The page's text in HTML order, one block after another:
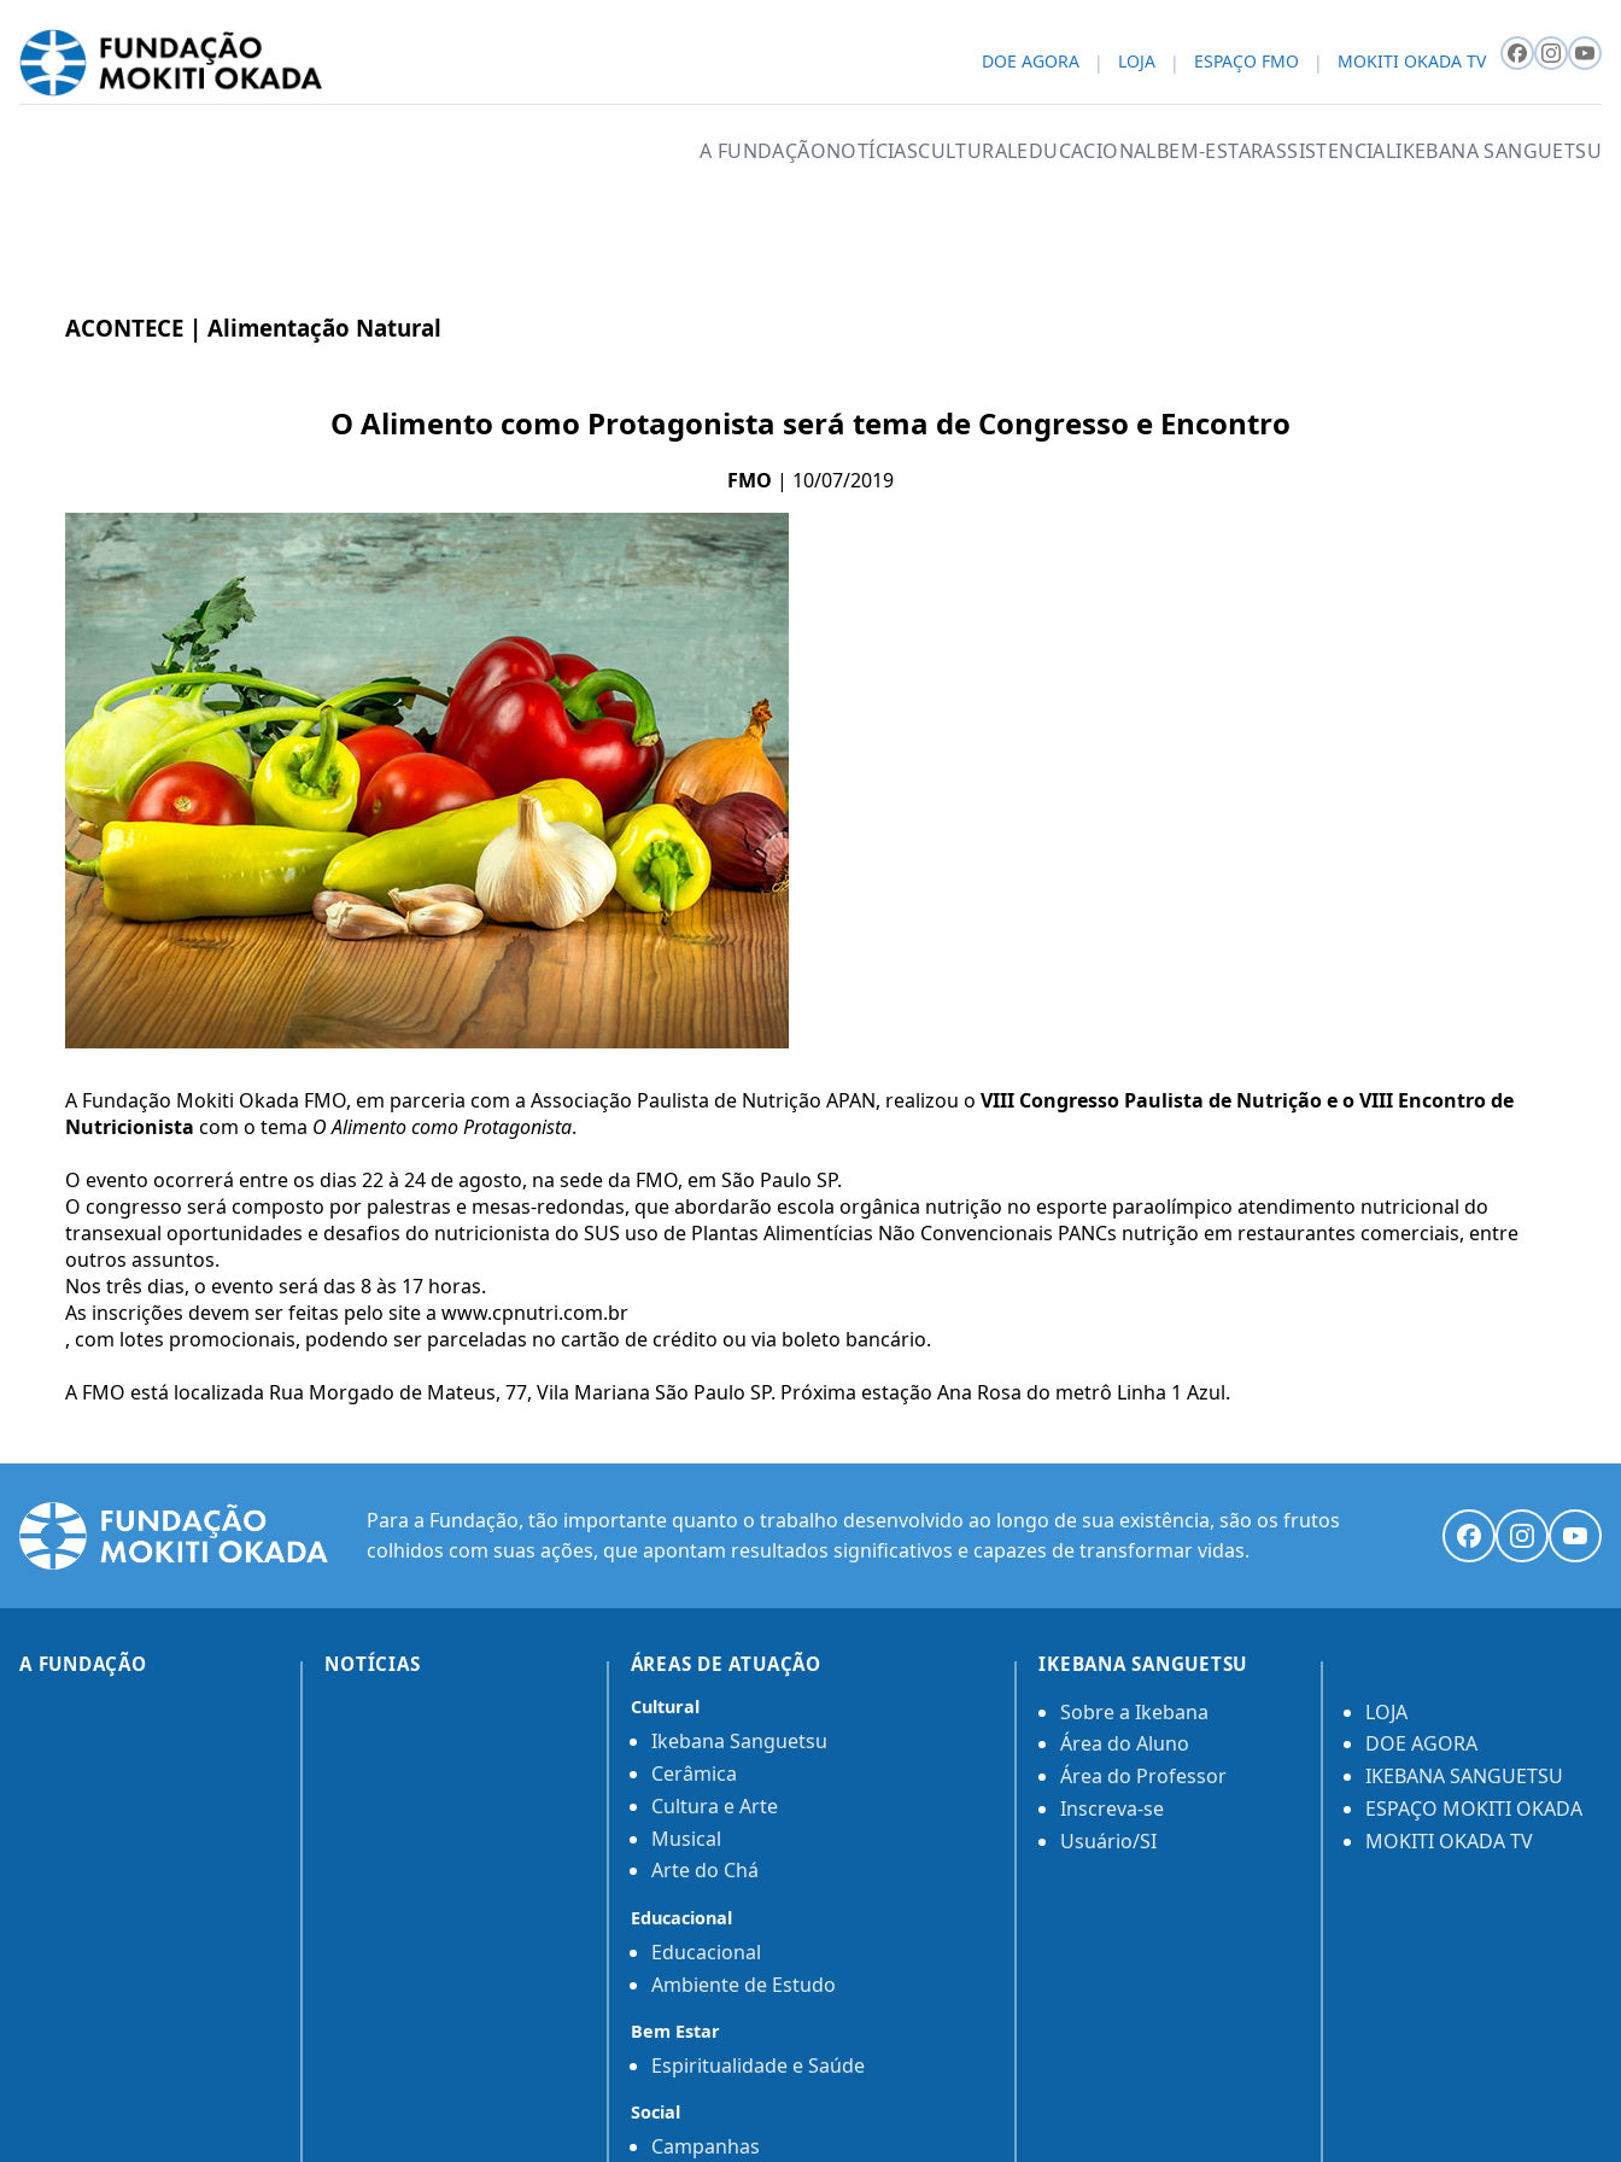
DOE AGORA LOJA ESPAÇO FMO MOKITI OKADA TV
A FUNDAÇÃONOTÍCIASCULTURALEDUCACIONALBEM-ESTARASSISTENCIALIKEBANA SANGUETSU
ACONTECE | Alimentação Natural
O Alimento como Protagonista será tema de Congresso e Encontro
FMO | 10/07/2019
A Fundação Mokiti Okada FMO, em parceria com a Associação Paulista de Nutrição APAN, realizou o VIII Congresso Paulista de Nutrição e o VIII Encontro de
Nutricionista com o tema O Alimento como Protagonista.
O evento ocorrerá entre os dias 22 à 24 de agosto, na sede da FMO, em São Paulo SP.
O congresso será composto por palestras e mesas-redondas, que abordarão escola orgânica nutrição no esporte paraolímpico atendimento nutricional do
transexual oportunidades e desafios do nutricionista do SUS uso de Plantas Alimentícias Não Convencionais PANCs nutrição em restaurantes comerciais, entre
outros assuntos.
Nos três dias, o evento será das 8 às 17 horas.
As inscrições devem ser feitas pelo site a www.cpnutri.com.br
, com lotes promocionais, podendo ser parceladas no cartão de crédito ou via boleto bancário.
A FMO está localizada Rua Morgado de Mateus, 77, Vila Mariana São Paulo SP. Próxima estação Ana Rosa do metrô Linha 1 Azul.
Para a Fundação, tão importante quanto o trabalho desenvolvido ao longo de sua existência, são os frutos
colhidos com suas ações, que apontam resultados significativos e capazes de transformar vidas.
A FUNDAÇÃO NOTÍCIAS ÁREAS DE ATUAÇÃO
Cultural
Ikebana Sanguetsu
Cerâmica
Cultura e Arte
Musical
Arte do Chá
Educacional
Educacional
Ambiente de Estudo
Bem Estar
Espiritualidade e Saúde
Social
Campanhas
IKEBANA SANGUETSU
Sobre a Ikebana
Área do Aluno
Área do Professor
Inscreva-se
Usuário/SI
LOJA
DOE AGORA
IKEBANA SANGUETSU
ESPAÇO MOKITI OKADA
MOKITI OKADA TV